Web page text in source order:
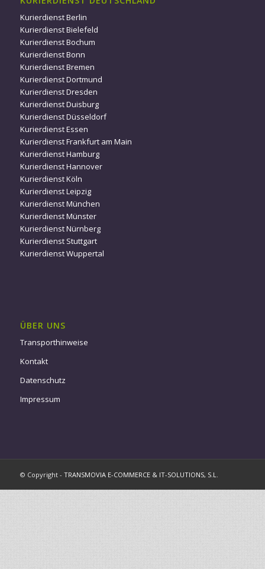
Kurierdienst Berlin
Kurierdienst Bielefeld
Kurierdienst Bochum
Kurierdienst Bonn
Kurierdienst Bremen
Kurierdienst Dortmund
Kurierdienst Dresden
Kurierdienst Duisburg
Kurierdienst Düsseldorf
Kurierdienst Essen
Kurierdienst Frankfurt am Main
Kurierdienst Hamburg
Kurierdienst Hannover
Kurierdienst Köln
Kurierdienst Leipzig
Kurierdienst München
Kurierdienst Münster
Kurierdienst Nürnberg
Kurierdienst Stuttgart
Kurierdienst Wuppertal
ÜBER UNS
Transporthinweise
Kontakt
Datenschutz
Impressum
© Copyright - TRANSMOVIA E-COMMERCE & IT-SOLUTIONS, S.L.